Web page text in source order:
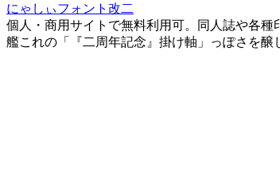
にゃしぃフォント改二
個人・商用サイトで無料利用可。同人誌や各種
艦これの「『二周年記念』掛け軸」っぽさを醸